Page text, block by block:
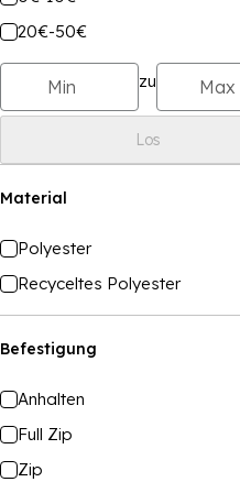
20€-50€
zu
Los
Material
Polyester
Recyceltes Polyester
Befestigung
Anhalten
Full Zip
Zip